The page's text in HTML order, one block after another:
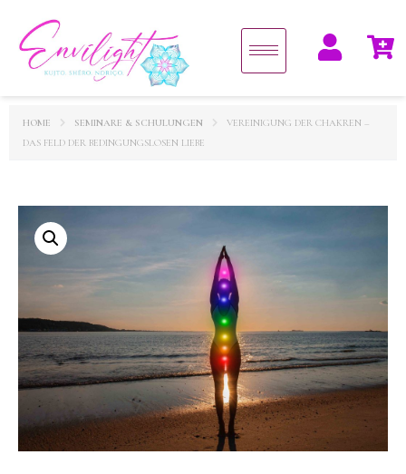
HOME SEMINARE & SCHULUNGEN
VEREINIGUNG DER CHAKREN –
DAS FELD DER BEDINGUNGSLOSEN LIEBE